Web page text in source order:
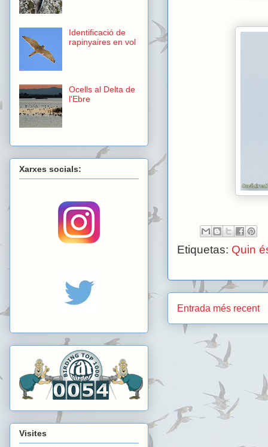
Etiquetas: Quin
Entrada més recent
Identificació de
rapinyaires en vol
Ocells al Delta de
l'Ebre
Xarxes socials:
Visites